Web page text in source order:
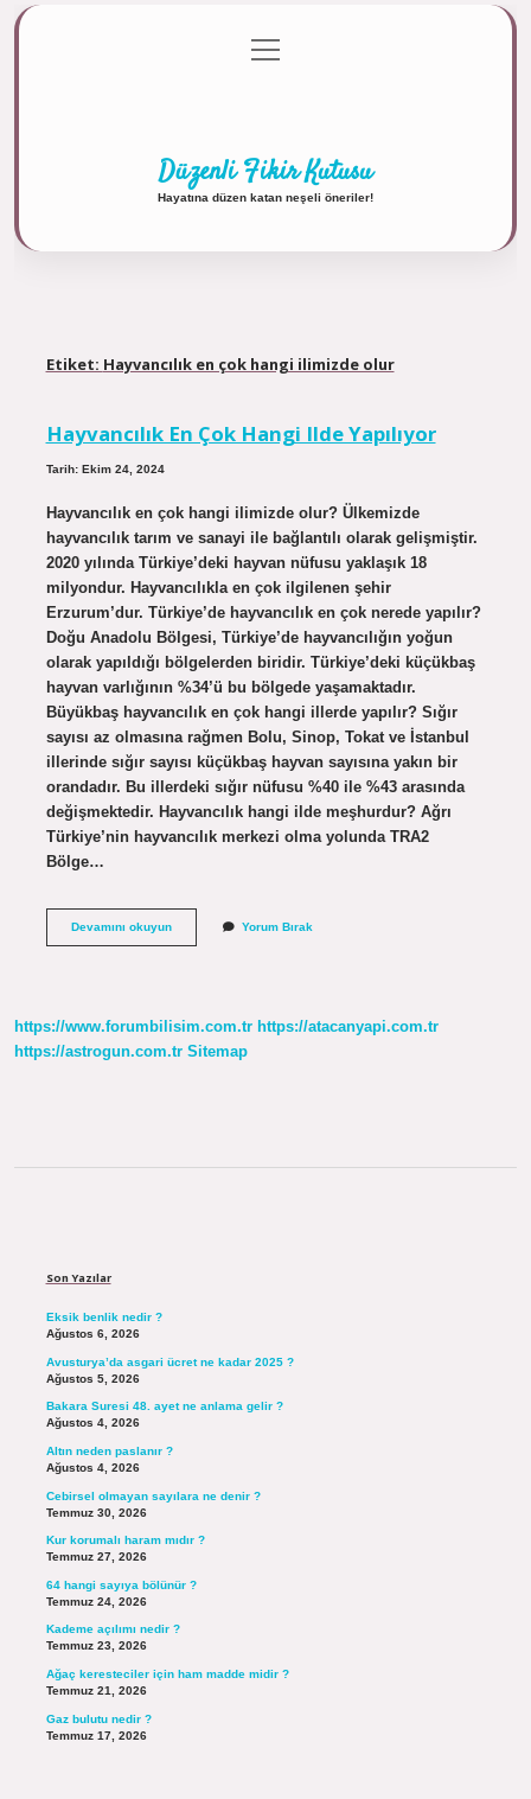
Gizlilik Politikası
menüyü
aç
Düzenli Fikir Kutusu
Hayatına düzen katan neşeli öneriler!
Etiket: Hayvancılık en çok hangi ilimizde olur
Hayvancılık En Çok Hangi Ilde Yapılıyor
Tarih: Ekim 24, 2024
Hayvancılık en çok hangi ilimizde olur? Ülkemizde
hayvancılık tarım ve sanayi ile bağlantılı olarak gelişmiştir.
2020 yılında Türkiye’deki hayvan nüfusu yaklaşık 18
milyondur. Hayvancılıkla en çok ilgilenen şehir
Erzurum’dur. Türkiye’de hayvancılık en çok nerede yapılır?
Doğu Anadolu Bölgesi, Türkiye’de hayvancılığın yoğun
olarak yapıldığı bölgelerden biridir. Türkiye’deki küçükbaş
hayvan varlığının %34’ü bu bölgede yaşamaktadır.
Büyükbaş hayvancılık en çok hangi illerde yapılır? Sığır
sayısı az olmasına rağmen Bolu, Sinop, Tokat ve İstanbul
illerinde sığır sayısı küçükbaş hayvan sayısına yakın bir
orandadır. Bu illerdeki sığır nüfusu %40 ile %43 arasında
değişmektedir. Hayvancılık hangi ilde meşhurdur? Ağrı
Türkiye’nin hayvancılık merkezi olma yolunda TRA2
Bölge…
Devamını okuyunHayvancılık Yorum Bırak
https://www.forumbilisim.com.tr https://atacanyapi.com.tr
https://astrogun.com.tr Sitemap
Son Yazılar
Eksik benlik nedir ?
Ağustos 6, 2026
Avusturya’da asgari ücret ne kadar 2025 ?
Ağustos 5, 2026
Bakara Suresi 48. ayet ne anlama gelir ?
Ağustos 4, 2026
Altın neden paslanır ?
Ağustos 4, 2026
Cebirsel olmayan sayılara ne denir ?
Temmuz 30, 2026
Kur korumalı haram mıdır ?
Temmuz 27, 2026
64 hangi sayıya bölünür ?
Temmuz 24, 2026
Kademe açılımı nedir ?
Temmuz 23, 2026
Ağaç keresteciler için ham madde midir ?
Temmuz 21, 2026
Gaz bulutu nedir ?
Temmuz 17, 2026